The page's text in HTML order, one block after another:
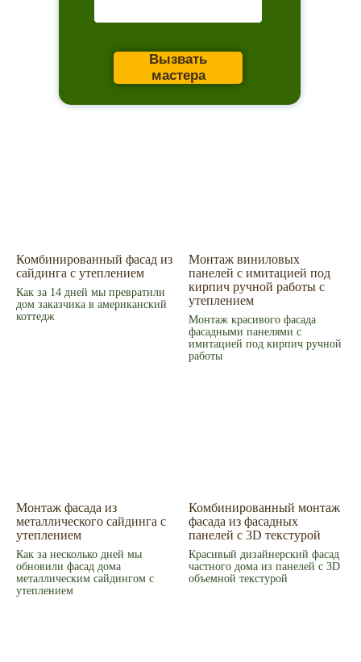
Вызвать
мастера
Комбинированный фасад из
сайдинга с утеплением
Как за 14 дней мы превратили
дом заказчика в американский
коттедж
Монтаж виниловых
панелей с имитацией под
кирпич ручной работы с
утеплением
Монтаж красивого фасада
фасадными панелями с
имитацией под кирпич ручной
работы
Монтаж фасада из
металлического сайдинга с
утеплением
Как за несколько дней мы
обновили фасад дома
металлическим сайдингом с
утеплением
Комбинированный монтаж
фасада из фасадных
панелей с 3D текстурой
Красивый дизайнерский фасад
частного дома из панелей с 3D
объемной текстурой
ИИ дизайн фасада
© 2008-2026 Фасад Маркет
Все права защищены.
Информация для покупателей
Политика конфиденциальности